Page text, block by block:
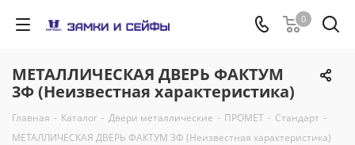
0
МЕТАЛЛИЧЕСКАЯ ДВЕРЬ ФАКТУМ
3Ф (Неизвестная характеристика)
Главная - Каталог - Двери металлические - ПРОМЕТ - Стандарт -
МЕТАЛЛИЧЕСКАЯ ДВЕРЬ ФАКТУМ 3Ф (Неизвестная характеристика)